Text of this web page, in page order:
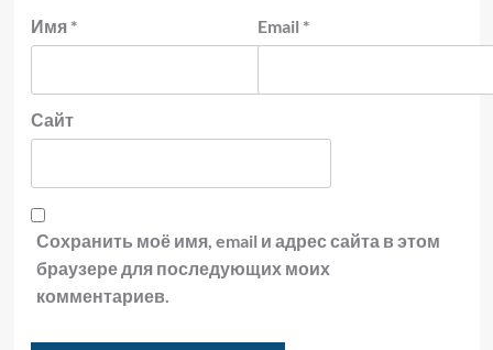
Имя * Email *
Сайт
Сохранить моё имя, email и адрес сайта в этом
браузере для последующих моих
комментариев.